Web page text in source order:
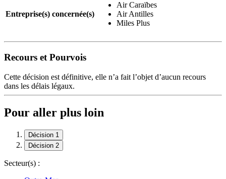
Entreprise(s) concernée(s)
Air Caraïbes
Air Antilles
Miles Plus
Recours et Pourvois
Cette décision est définitive, elle n’a fait l’objet d’aucun recours
dans les délais légaux.
Pour aller plus loin
Décision 1
Décision 2
Secteur(s) :